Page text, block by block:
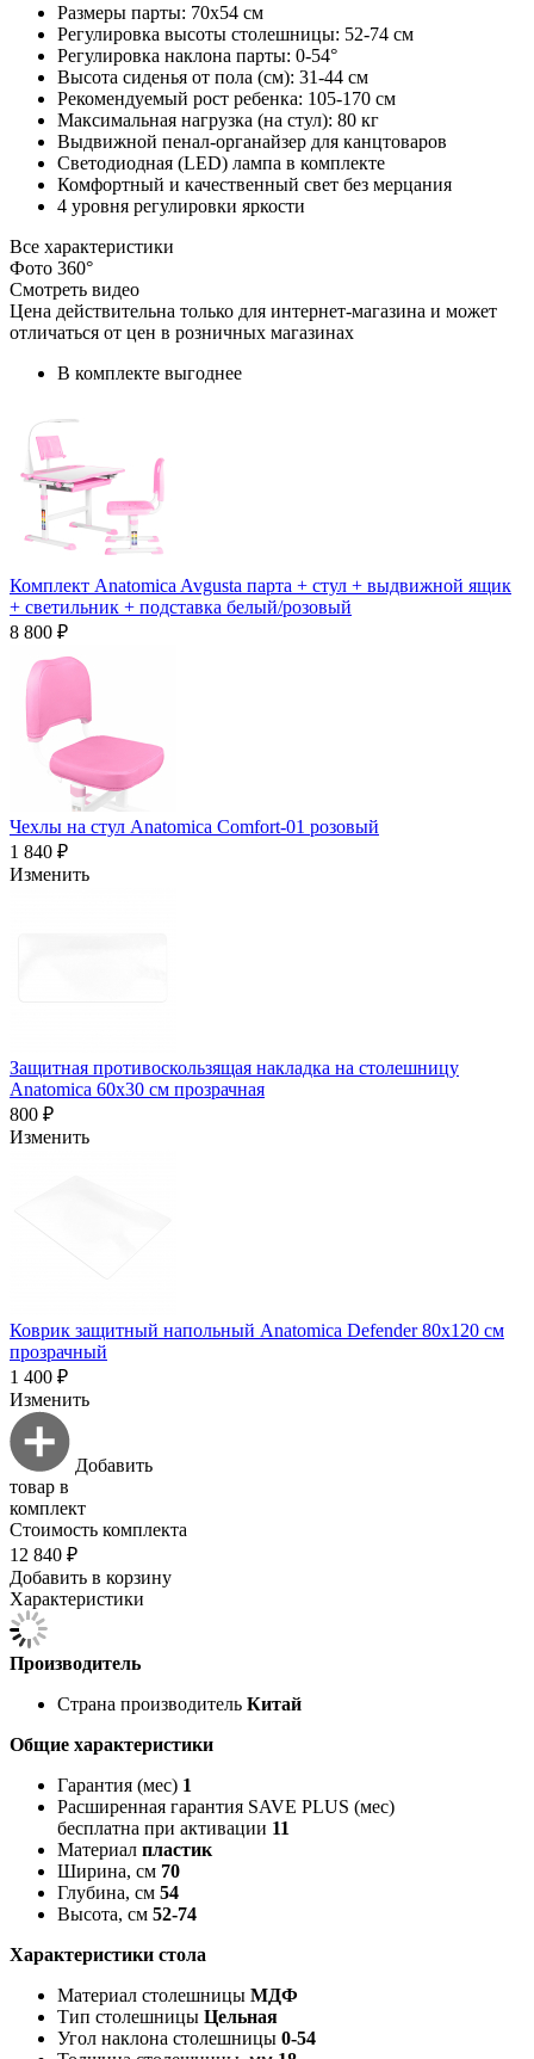
Размеры парты: 70х54 см
Регулировка высоты столешницы: 52-74 см
Регулировка наклона парты: 0-54°
Высота сиденья от пола (см): 31-44 см
Рекомендуемый рост ребенка: 105-170 см
Максимальная нагрузка (на стул): 80 кг
Выдвижной пенал-органайзер для канцтоваров
Светодиодная (LED) лампа в комплекте
Комфортный и качественный свет без мерцания
4 уровня регулировки яркости
Все характеристики
Фото 360°
Смотреть видео
Цена действительна только для интернет-магазина и может
отличаться от цен в розничных магазинах
В комплекте выгоднее
Комплект Anatomica Avgusta парта + стул + выдвижной ящик
+ светильник + подставка белый/розовый
8 800 ₽
Чехлы на стул Anatomica Comfort-01 розовый
1 840 ₽
Изменить
Защитная противоскользящая накладка на столешницу
Anatomica 60x30 см прозрачная
800 ₽
Изменить
Коврик защитный напольный Anatomica Defender 80х120 см
прозрачный
1 400 ₽
Изменить
Добавить
товар в
комплект
Стоимость комплекта
12 840 ₽
Добавить в корзину
Характеристики
Производитель
Страна производитель Китай
Общие характеристики
Гарантия (мес) 1
Расширенная гарантия SAVE PLUS (мес)
бесплатна при активации 11
Материал пластик
Ширина, см 70
Глубина, см 54
Высота, см 52-74
Характеристики стола
Материал столешницы МДФ
Тип столешницы Цельная
Угол наклона столешницы 0-54